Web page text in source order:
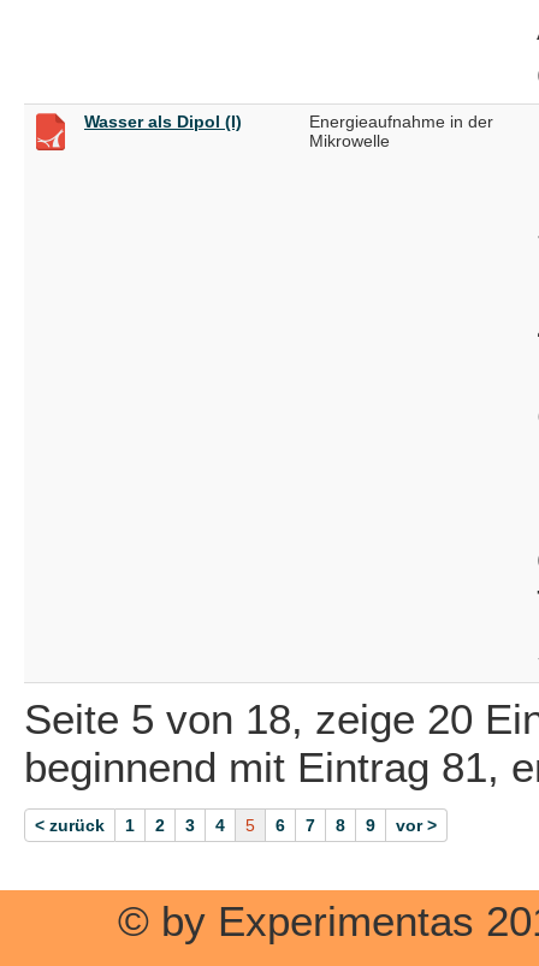
Wasser als Dipol (I)
Energieaufnahme in der
Mikrowelle
Seite 5 von 18, zeige 20
beginnend mit Eintrag 81,
< zurück 1 2 3 4 5 6 7 8 9 vor >
© by Experimentas